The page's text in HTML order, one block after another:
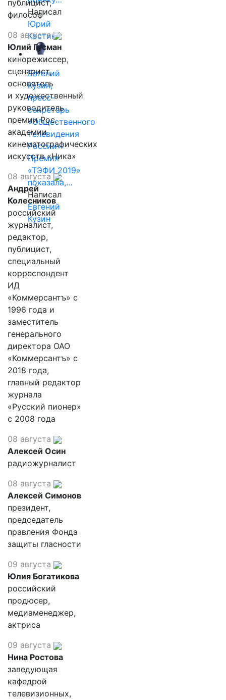
Написал
Юрий
Костин
Евгений
Кузин,
пресс-
секретарь
«Общественного
телевидения
России»:
Премия
«ТЭФИ 2019»
показала,…
Написал
Евгений
Кузин
публицист,
философ
08 августа
Юлий Гусман
кинорежиссер,
сценарист,
основатель
и художественный
руководитель
премии Рос.
академии
кинематографических
искусств «Ника»
08 августа
Андрей
Колесников
российский
журналист,
редактор,
публицист,
специальный
корреспондент
ИД
«Коммерсантъ» с
1996 года и
заместитель
генерального
директора ОАО
«Коммерсантъ» с
2018 года,
главный редактор
журнала
«Русский пионер»
с 2008 года
08 августа
Алексей Осин
радиожурналист
08 августа
Алексей Симонов
президент,
председатель
правления Фонда
защиты гласности
09 августа
Юлия Богатикова
российский
продюсер,
медиаменеджер,
актриса
09 августа
Нина Ростова
заведующая
кафедрой
телевизионных,